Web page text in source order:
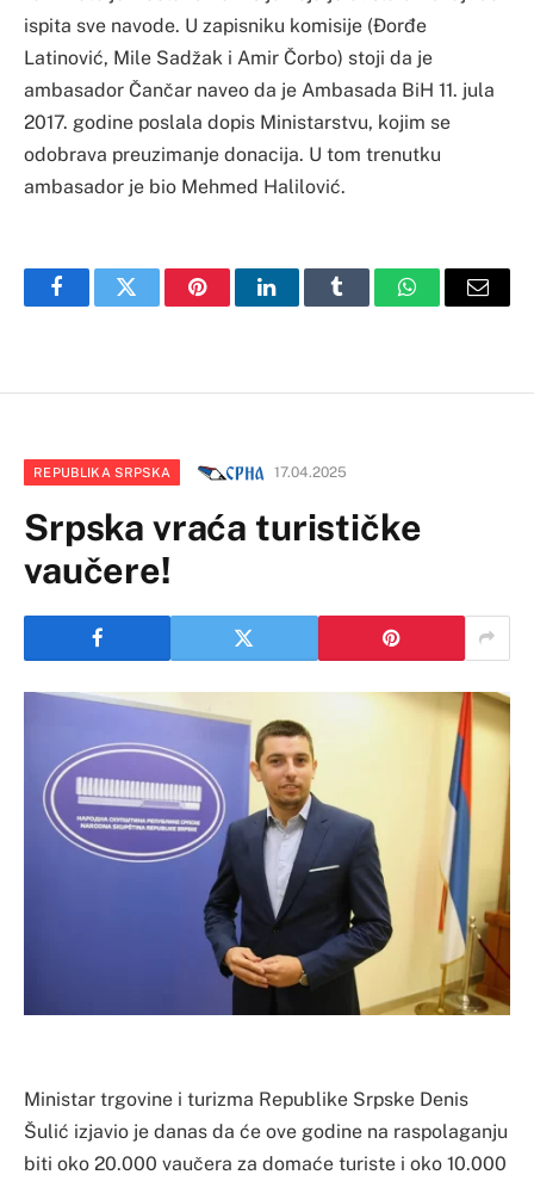
ispita sve navode. U zapisniku komisije (Đorđe
Latinović, Mile Sadžak i Amir Čorbo) stoji da je
ambasador Čančar naveo da je Ambasada BiH 11. jula
2017. godine poslala dopis Ministarstvu, kojim se
odobrava preuzimanje donacija. U tom trenutku
ambasador je bio Mehmed Halilović.
FacebookTwitter PinterestLinkedInTumblr WhatsAppEmail
REPUBLIKA SRPSKA 17.04.2025
Srpska vraća turističke
vaučere!
Ministar trgovine i turizma Republike Srpske Denis
Šulić izjavio je danas da će ove godine na raspolaganju
biti oko 20.000 vaučera za domaće turiste i oko 10.000